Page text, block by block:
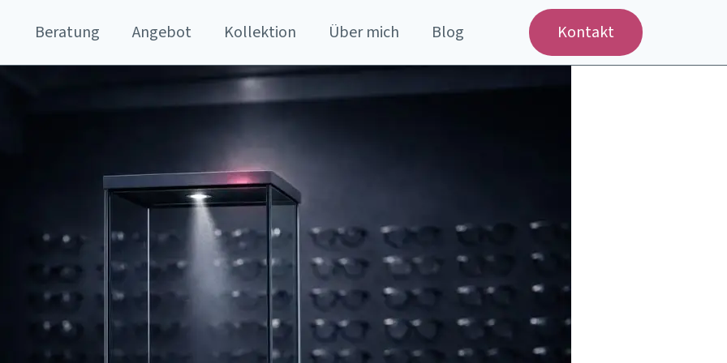
Beratung Angebot Kollektion Über mich Blog Kontakt